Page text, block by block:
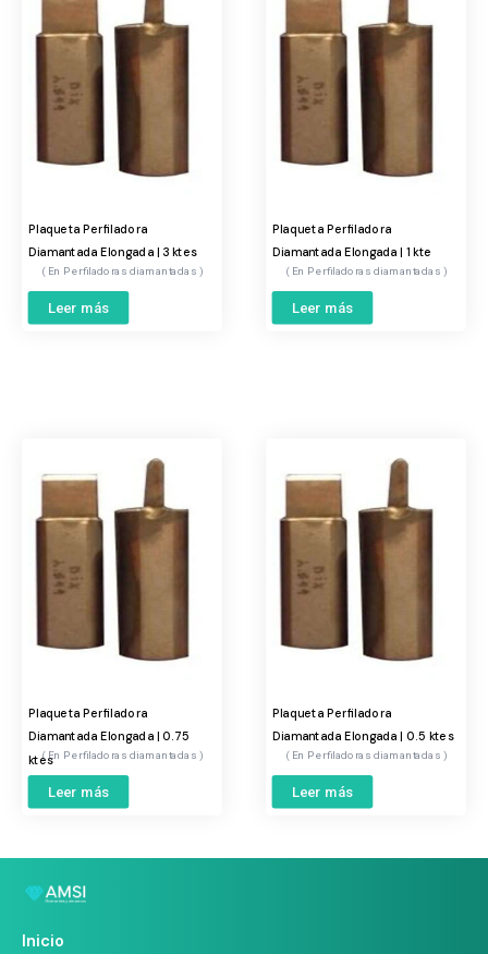
Plaqueta Perfiladora
Diamantada Elongada | 3 ktes
Perfiladoras diamantadas
Leer más
Plaqueta Perfiladora
Diamantada Elongada | 1 kte
Perfiladoras diamantadas
Leer más
Plaqueta Perfiladora
Diamantada Elongada | 0.75
ktes Perfiladoras diamantadas
Leer más
Plaqueta Perfiladora
Diamantada Elongada | 0.5 ktes
Perfiladoras diamantadas
Leer más
Inicio